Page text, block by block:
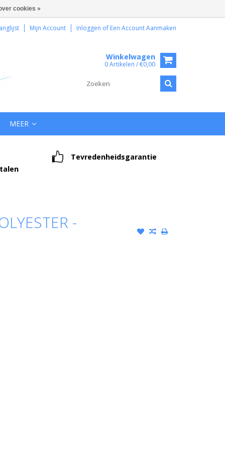
Mijn Account Inloggen of Een Account Aanmaken
Winkelwagen
0 Artikelen / €0,00
MEER
Tevredenheidsgarantie
-
cookies »